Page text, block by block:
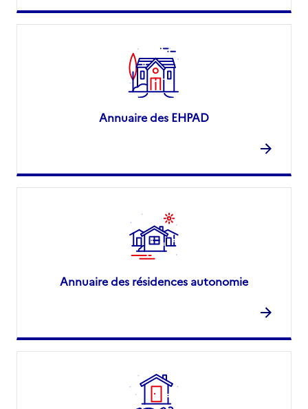
Annuaire des EHPAD
Annuaire des résidences autonomie